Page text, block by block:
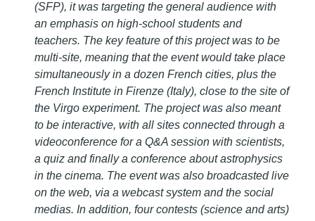
(SFP), it was targeting the general audience with
an emphasis on high-school students and
teachers. The key feature of this project was to be
multi-site, meaning that the event would take place
simultaneously in a dozen French cities, plus the
French Institute in Firenze (Italy), close to the site of
the Virgo experiment. The project was also meant
to be interactive, with all sites connected through a
videoconference for a Q&A session with scientists,
a quiz and finally a conference about astrophysics
in the cinema. The event was also broadcasted live
on the web, via a webcast system and the social
medias. In addition, four contests (science and arts)